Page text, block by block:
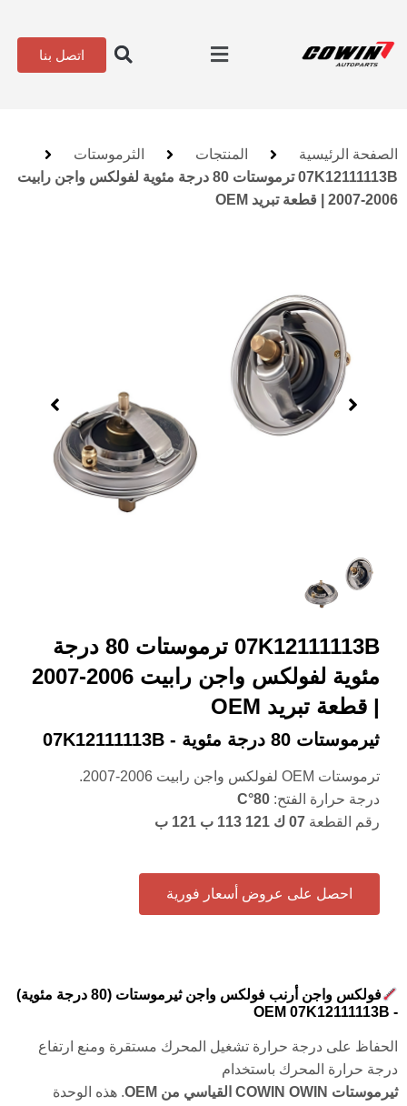
اتصل بنا
الصفحة الرئيسية المنتجات
الثرموستات
07K12111113B ترموستات 80 درجة مئوية لفولكس واجن رابيت
2006-2007 | قطعة تبريد OEM
07K12111113B ترموستات 80 درجة
مئوية لفولكس واجن رابيت 2006-2007
| قطعة تبريد OEM
ثيرموستات 80 درجة مئوية - 07K12111113B
ترموستات OEM لفولكس واجن رابيت 2006-2007.
درجة حرارة الفتح: 80°C
رقم القطعة 07 ك 121 113 ب 121 ب
احصل على عروض أسعار فورية
فولكس واجن أرنب فولكس واجن ثيرموستات (80 درجة مئوية)
- OEM 07K12111113B
الحفاظ على درجة حرارة تشغيل المحرك مستقرة ومنع ارتفاع
درجة حرارة المحرك باستخدام
ثيرموستات COWIN OWIN القياسي من OEM
. هذه الوحدة